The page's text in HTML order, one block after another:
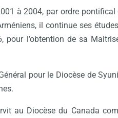
à 2004, par ordre
il continue ses
pour l’obtention de sa
pour le Diocèse de
au Diocèse du Canada